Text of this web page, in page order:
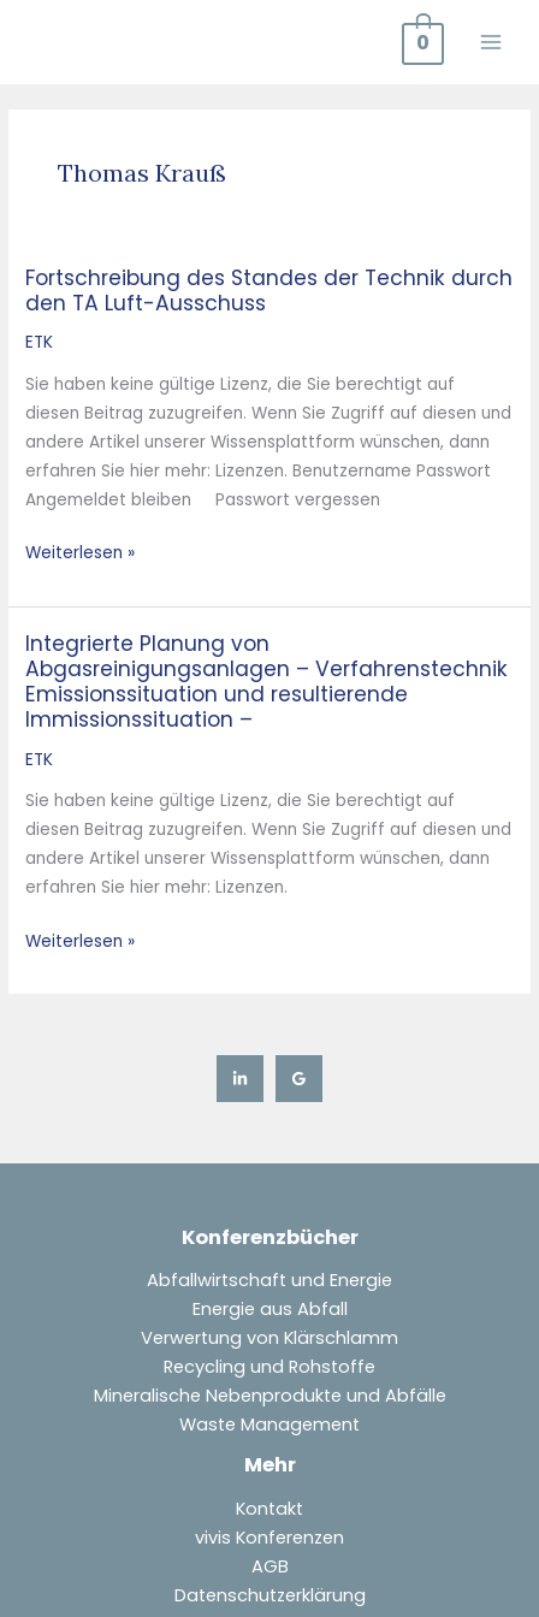
0
Thomas Krauß
Fortschreibung des Standes der Technik durch
den TA Luft-Ausschuss
ETK
Sie haben keine gültige Lizenz, die Sie berechtigt auf
diesen Beitrag zuzugreifen. Wenn Sie Zugriff auf diesen und
andere Artikel unserer Wissensplattform wünschen, dann
erfahren Sie hier mehr: Lizenzen. Benutzername Passwort
Angemeldet bleiben Passwort vergessen
Fortschreibung
des
Standes
Technik
durch
den
TA
Luft-
Weiterlesen »
Integrierte Planung von
Abgasreinigungsanlagen – Verfahrenstechnik
Emissionssituation und resultierende
Immissionssituation –
ETK
Sie haben keine gültige Lizenz, die Sie berechtigt auf
diesen Beitrag zuzugreifen. Wenn Sie Zugriff auf diesen und
andere Artikel unserer Wissensplattform wünschen, dann
erfahren Sie hier mehr: Lizenzen.
Integrierte
Planung
von
Abgasreinigungsanlagen
–
Verfahrenstechnik
Emissionssituation
und
resultierende
–
Weiterlesen »
Konferenzbücher
Abfallwirtschaft und Energie
Energie aus Abfall
Verwertung von Klärschlamm
Recycling und Rohstoffe
Mineralische Nebenprodukte und Abfälle
Waste Management
Mehr
Kontakt
vivis Konferenzen
AGB
Datenschutzerklärung